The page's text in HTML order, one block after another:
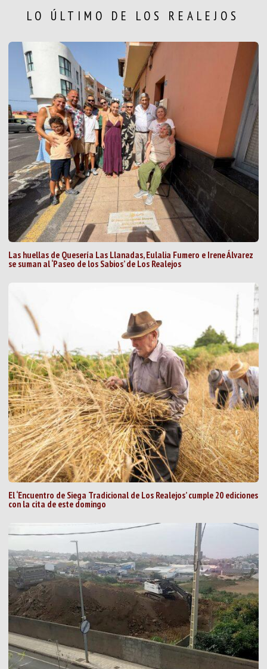
LO ÚLTIMO DE LOS REALEJOS
Las huellas de Quesería Las Llanadas, Eulalia Fumero e Irene Álvarez
se suman al ‘Paseo de los Sabios’ de Los Realejos
El ‘Encuentro de Siega Tradicional de Los Realejos’ cumple 20 ediciones
con la cita de este domingo